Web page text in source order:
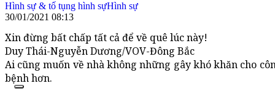
Hình sự & tố tụng hình sựHình sự
30/01/2021 08:13
Xin đừng bất chấp tất cả để về quê lúc này!
Duy Thái-Nguyễn Dương/VOV-Đông Bắc
Ai cũng muốn về nhà không những gây khó khăn cho
bệnh hơn.